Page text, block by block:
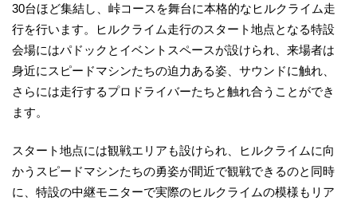
30台ほど集結し、峠コースを舞台に本格的なヒルクライム走
行を行います。ヒルクライム走行のスタート地点となる特設
会場にはパドックとイベントスペースが設けられ、来場者は
身近にスピードマシンたちの迫力ある姿、サウンドに触れ、
さらには走行するプロドライバーたちと触れ合うことができ
ます。
スタート地点には観戦エリアも設けられ、ヒルクライムに向
かうスピードマシンたちの勇姿が間近で観戦できるのと同時
に、特設の中継モニターで実際のヒルクライムの模様もリア